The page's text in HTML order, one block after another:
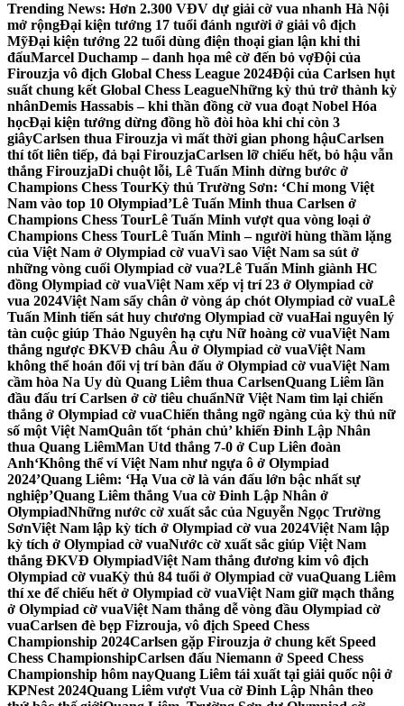
Trending News: Hơn 2.300 VĐV dự giải cờ vua nhanh Hà Nội
mở rộngĐại kiện tướng 17 tuổi đánh người ở giải vô địch
MỹĐại kiện tướng 22 tuổi dùng điện thoại gian lận khi thi
đấuMarcel Duchamp – danh họa mê cờ đến bỏ vợĐội của
Firouzja vô địch Global Chess League 2024Đội của Carlsen hụt
suất chung kết Global Chess LeagueNhững kỳ thủ trở thành kỳ
nhânDemis Hassabis – khi thần đồng cờ vua đoạt Nobel Hóa
họcĐại kiện tướng dừng đồng hồ đòi hòa khi chỉ còn 3
giâyCarlsen thua Firouzja vì mất thời gian phong hậuCarlsen
thí tốt liên tiếp, đả bại FirouzjaCarlsen lỡ chiếu hết, bỏ hậu vẫn
thắng FirouzjaDi chuột lỗi, Lê Tuấn Minh dừng bước ở
Champions Chess TourKỳ thủ Trường Sơn: ‘Chỉ mong Việt
Nam vào top 10 Olympiad’Lê Tuấn Minh thua Carlsen ở
Champions Chess TourLê Tuấn Minh vượt qua vòng loại ở
Champions Chess TourLê Tuấn Minh – người hùng thầm lặng
của Việt Nam ở Olympiad cờ vuaVì sao Việt Nam sa sút ở
những vòng cuối Olympiad cờ vua?Lê Tuấn Minh giành HC
đồng Olympiad cờ vuaViệt Nam xếp vị trí 23 ở Olympiad cờ
vua 2024Việt Nam sẩy chân ở vòng áp chót Olympiad cờ vuaLê
Tuấn Minh tiến sát huy chương Olympiad cờ vuaHai nguyên lý
tàn cuộc giúp Thảo Nguyên hạ cựu Nữ hoàng cờ vuaViệt Nam
thắng ngược ĐKVĐ châu Âu ở Olympiad cờ vuaViệt Nam
không thể hoán đổi vị trí bàn đấu ở Olympiad cờ vuaViệt Nam
cầm hòa Na Uy dù Quang Liêm thua CarlsenQuang Liêm lần
đầu đấu trí Carlsen ở cờ tiêu chuẩnNữ Việt Nam tìm lại chiến
thắng ở Olympiad cờ vuaChiến thắng ngỡ ngàng của kỳ thủ nữ
số một Việt NamQuân tốt ‘phản chủ’ khiến Đinh Lập Nhân
thua Quang LiêmMan Utd thắng 7-0 ở Cup Liên đoàn
Anh‘Không thể ví Việt Nam như ngựa ô ở Olympiad
2024’Quang Liêm: ‘Hạ Vua cờ là ván đấu lớn bậc nhất sự
nghiệp’Quang Liêm thắng Vua cờ Đinh Lập Nhân ở
OlympiadNhững nước cờ xuất sắc của Nguyễn Ngọc Trường
SơnViệt Nam lập kỳ tích ở Olympiad cờ vua 2024Việt Nam lập
kỳ tích ở Olympiad cờ vuaNước cờ xuất sắc giúp Việt Nam
thắng ĐKVĐ OlympiadViệt Nam thắng đương kim vô địch
Olympiad cờ vuaKỳ thủ 84 tuổi ở Olympiad cờ vuaQuang Liêm
thí xe để chiếu hết ở Olympiad cờ vuaViệt Nam giữ mạch thắng
ở Olympiad cờ vuaViệt Nam thắng dễ vòng đầu Olympiad cờ
vuaCarlsen đè bẹp Fizrouja, vô địch Speed Chess
Championship 2024Carlsen gặp Firouzja ở chung kết Speed
Chess ChampionshipCarlsen đấu Niemann ở Speed Chess
Championship hôm nayQuang Liêm tái xuất tại giải quốc nội ở
KPNest 2024Quang Liêm vượt Vua cờ Đinh Lập Nhân theo